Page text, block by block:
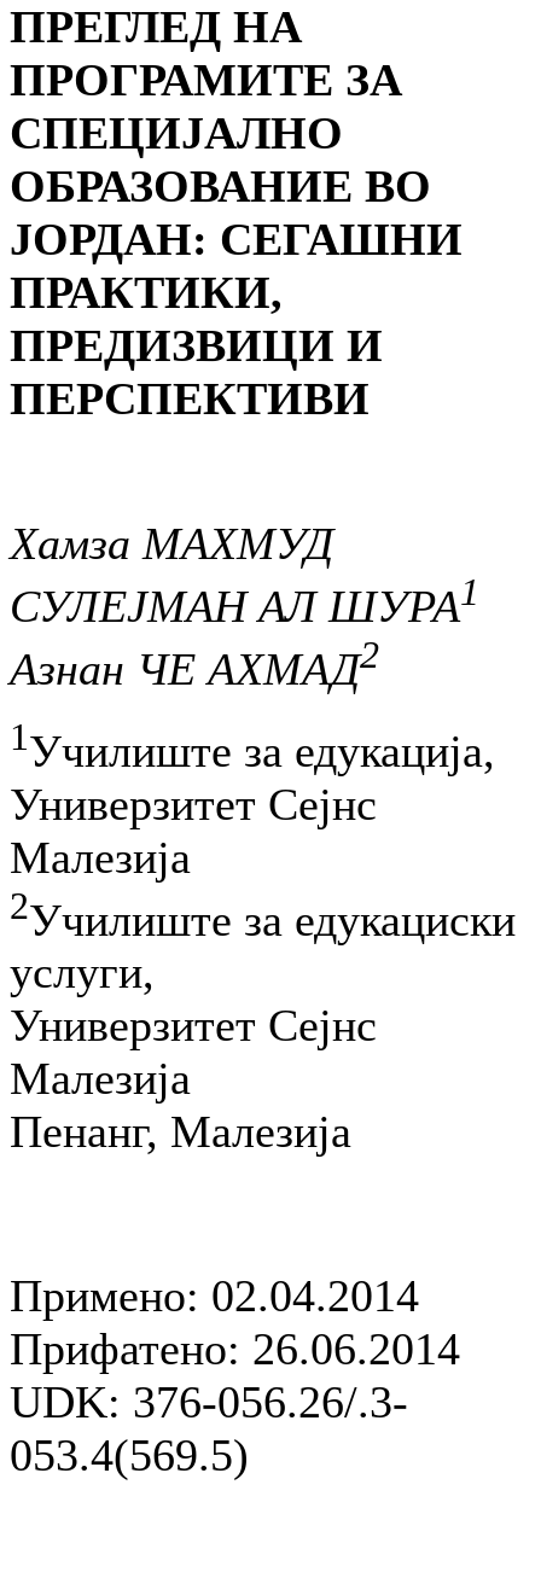
ПРЕГЛЕД НА
ПРОГРАМИТЕ ЗА
СПЕЦИЈАЛНО
ОБРАЗОВАНИЕ ВО
ЈОРДАН: СЕГАШНИ
ПРАКТИКИ,
ПРЕДИЗВИЦИ И
ПЕРСПЕКТИВИ
Хамза МАХМУД
СУЛЕЈМАН АЛ ШУРА1
Азнан ЧЕ АХМАД2
1Училиште за едукација,
Универзитет Сејнс
Малезија
2Училиште за едукациски
услуги,
Универзитет Сејнс
Малезија
Пенанг, Малезија
Примено: 02.04.2014
Прифатено: 26.06.2014
UDK: 376-056.26/.3-
053.4(569.5)